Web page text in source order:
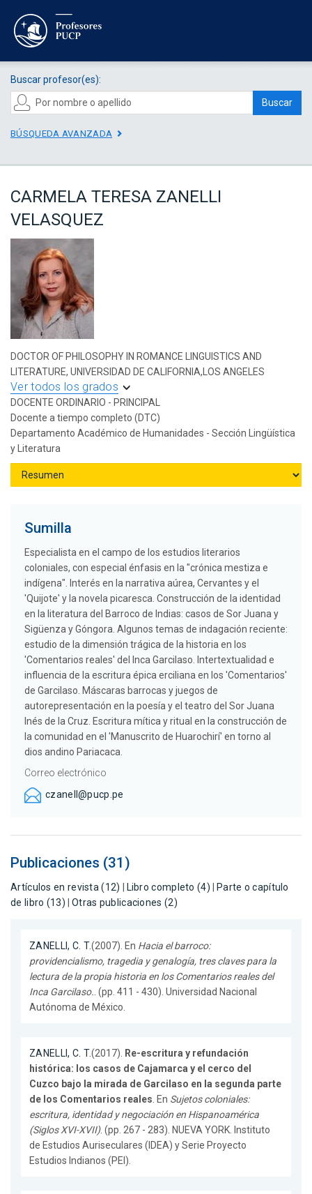
Buscar profesor(es):
Buscar
BÚSQUEDA AVANZADA
CARMELA TERESA ZANELLI
VELASQUEZ
DOCTOR OF PHILOSOPHY IN ROMANCE LINGUISTICS AND
LITERATURE, UNIVERSIDAD DE CALIFORNIA,LOS ANGELES
Ver todos los grados
DOCENTE ORDINARIO - PRINCIPAL
Docente a tiempo completo (DTC)
Departamento Académico de Humanidades - Sección Lingüística
y Literatura
Sumilla
Especialista en el campo de los estudios literarios
coloniales, con especial énfasis en la "crónica mestiza e
indígena". Interés en la narrativa aúrea, Cervantes y el
'Quijote' y la novela picaresca. Construcción de la identidad
en la literatura del Barroco de Indias: casos de Sor Juana y
Sigüenza y Góngora. Algunos temas de indagación reciente:
estudio de la dimensión trágica de la historia en los
'Comentarios reales' del Inca Garcilaso. Intertextualidad e
influencia de la escritura épica erciliana en los 'Comentarios'
de Garcilaso. Máscaras barrocas y juegos de
autorepresentación en la poesía y el teatro del Sor Juana
Inés de la Cruz. Escritura mítica y ritual en la construcción de
la comunidad en el 'Manuscrito de Huarochirí' en torno al
dios andino Pariacaca.
Correo electrónico
czanell@pucp.pe
Publicaciones (31)
Artículos en revista (12) Libro completo (4)
Parte o capítulo
de libro (13)
Otras publicaciones (2)
ZANELLI, C. T.(2007). En Hacia el barroco:
providencialismo, tragedia y genalogía, tres claves para la
lectura de la propia historia en los Comentarios reales del
Inca Garcilaso. . (pp. 411 - 430). Universidad Nacional
Autónoma de México.
ZANELLI, C. T.(2017).
Re-escritura y refundación
histórica: los casos de Cajamarca y el cerco del
Cuzco bajo la mirada de Garcilaso en la segunda parte
de los Comentarios reales . En Sujetos coloniales:
escritura, identidad y negociación en Hispanoamérica
(Siglos XVI-XVII). (pp. 267 - 283). NUEVA YORK. Instituto
de Estudios Auriseculares (IDEA) y Serie Proyecto
Estudios Indianos (PEI).